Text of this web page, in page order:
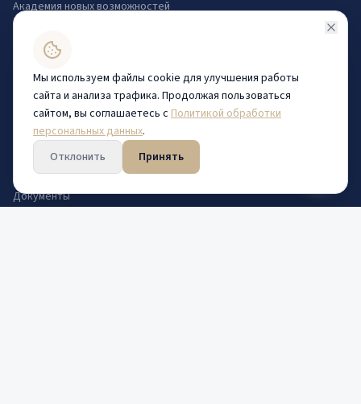
Академия новых возможностей
Центр довузовской подготовки
Центр дополнительного образования
Навигация
Каталог программ
Статьи
Документы
Мы используем файлы cookie для улучшения работы
сайта и анализа трафика. Продолжая пользоваться
сайтом, вы соглашаетесь с Политикой обработки
персональных данных.
Отклонить
Принять